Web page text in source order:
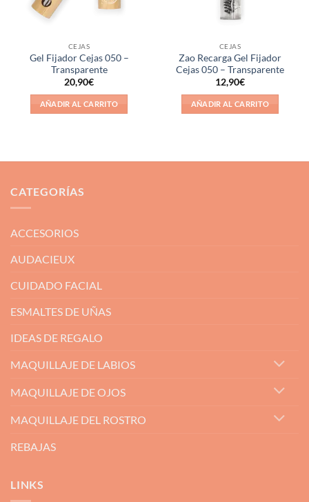
CEJAS
Gel Fijador Cejas 050 –
Transparente
20,90€
AÑADIR AL CARRITO
CEJAS
Zao Recarga Gel Fijador
Cejas 050 – Transparente
12,90€
AÑADIR AL CARRITO
CATEGORÍAS
ACCESORIOS
AUDACIEUX
CUIDADO FACIAL
ESMALTES DE UÑAS
IDEAS DE REGALO
MAQUILLAJE DE LABIOS
MAQUILLAJE DE OJOS
MAQUILLAJE DEL ROSTRO
REBAJAS
LINKS